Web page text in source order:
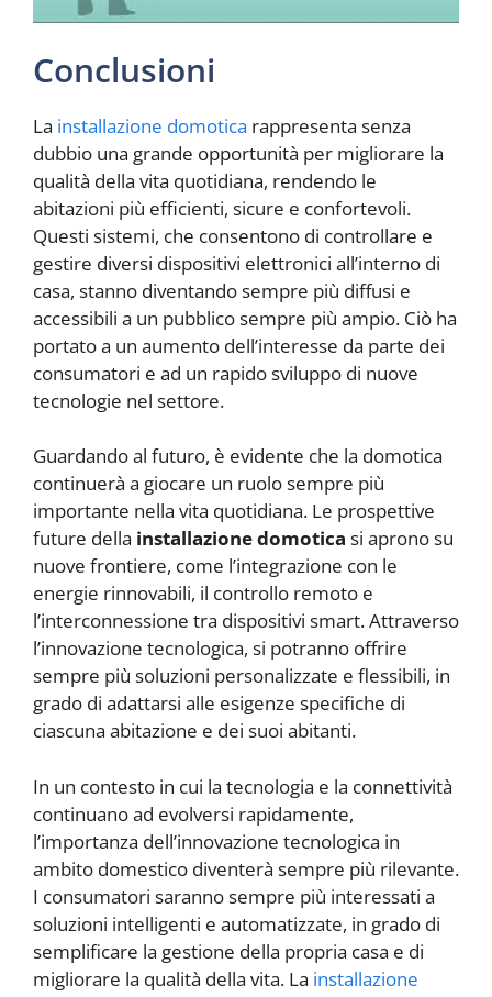
Conclusioni
La installazione domotica rappresenta senza
dubbio una grande opportunità per migliorare la
qualità della vita quotidiana, rendendo le
abitazioni più efficienti, sicure e confortevoli.
Questi sistemi, che consentono di controllare e
gestire diversi dispositivi elettronici all’interno di
casa, stanno diventando sempre più diffusi e
accessibili a un pubblico sempre più ampio. Ciò ha
portato a un aumento dell’interesse da parte dei
consumatori e ad un rapido sviluppo di nuove
tecnologie nel settore.
Guardando al futuro, è evidente che la domotica
continuerà a giocare un ruolo sempre più
importante nella vita quotidiana. Le prospettive
future della installazione domotica si aprono su
nuove frontiere, come l’integrazione con le
energie rinnovabili, il controllo remoto e
l’interconnessione tra dispositivi smart. Attraverso
l’innovazione tecnologica, si potranno offrire
sempre più soluzioni personalizzate e flessibili, in
grado di adattarsi alle esigenze specifiche di
ciascuna abitazione e dei suoi abitanti.
In un contesto in cui la tecnologia e la connettività
continuano ad evolversi rapidamente,
l’importanza dell’innovazione tecnologica in
ambito domestico diventerà sempre più rilevante.
I consumatori saranno sempre più interessati a
soluzioni intelligenti e automatizzate, in grado di
semplificare la gestione della propria casa e di
migliorare la qualità della vita. La installazione